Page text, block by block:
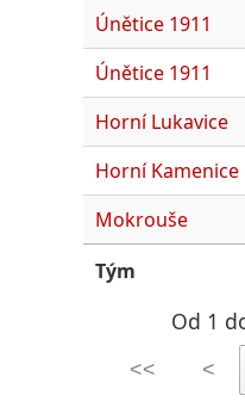
Únětice 1911
Únětice 1911
Horní Lukavice
Horní Kamenice
Mokrouše
Tým
Od 1
<< <